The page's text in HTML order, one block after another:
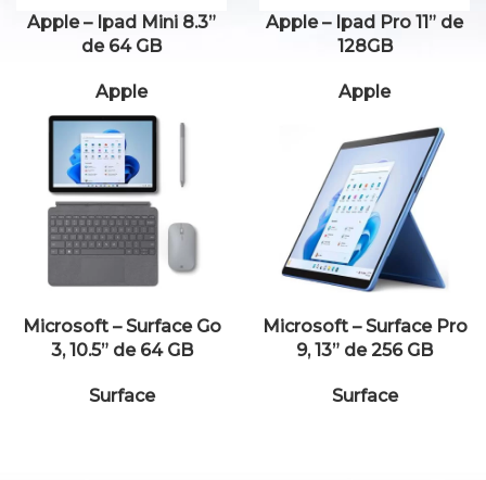
Apple – Ipad Mini 8.3”
de 64 GB
Apple
Apple – Ipad Pro 11” de
128GB
Apple
Microsoft – Surface Go
3, 10.5” de 64 GB
Surface
Microsoft – Surface Pro
9, 13” de 256 GB
Surface